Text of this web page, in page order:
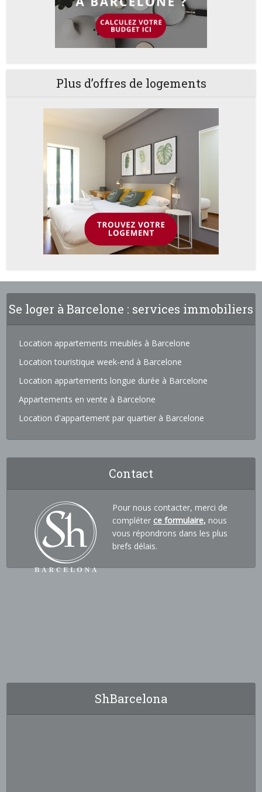
Plus d’offres de logements
Se loger à Barcelone : services immobiliers
Location appartements meublés à Barcelone
Location touristique week-end à Barcelone
Location appartements longue durée à Barcelone
Appartements en vente à Barcelone
Location d'appartement par quartier à Barcelone
Contact
Pour nous contacter, merci de
compléter ce formulaire, nous
vous répondrons dans les plus
brefs délais.
ShBarcelona